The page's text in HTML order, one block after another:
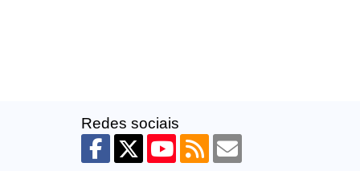
Redes sociais